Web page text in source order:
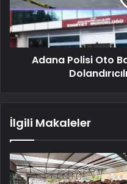
Adana Polisi Oto
İlgili Makaleler